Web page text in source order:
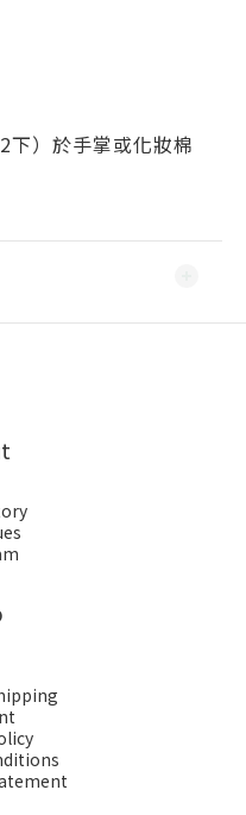
下）於手掌或化妝棉